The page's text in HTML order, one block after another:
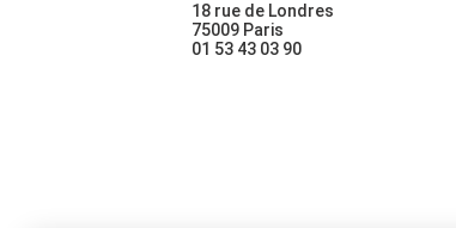
18 rue de Londres
75009 Paris
01 53 43 03 90